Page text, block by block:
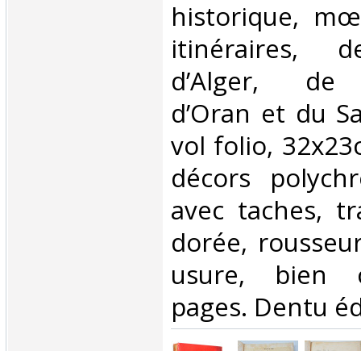
historique,
itinéraires,
d’Alger, de
d’Oran et du
vol folio,
décors
avec taches,
dorée,
usure, bien
pages. Dentu